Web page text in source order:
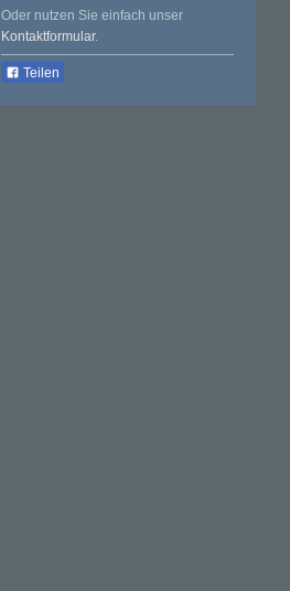
Oder nutzen Sie einfach unser
Kontaktformular.
Teilen